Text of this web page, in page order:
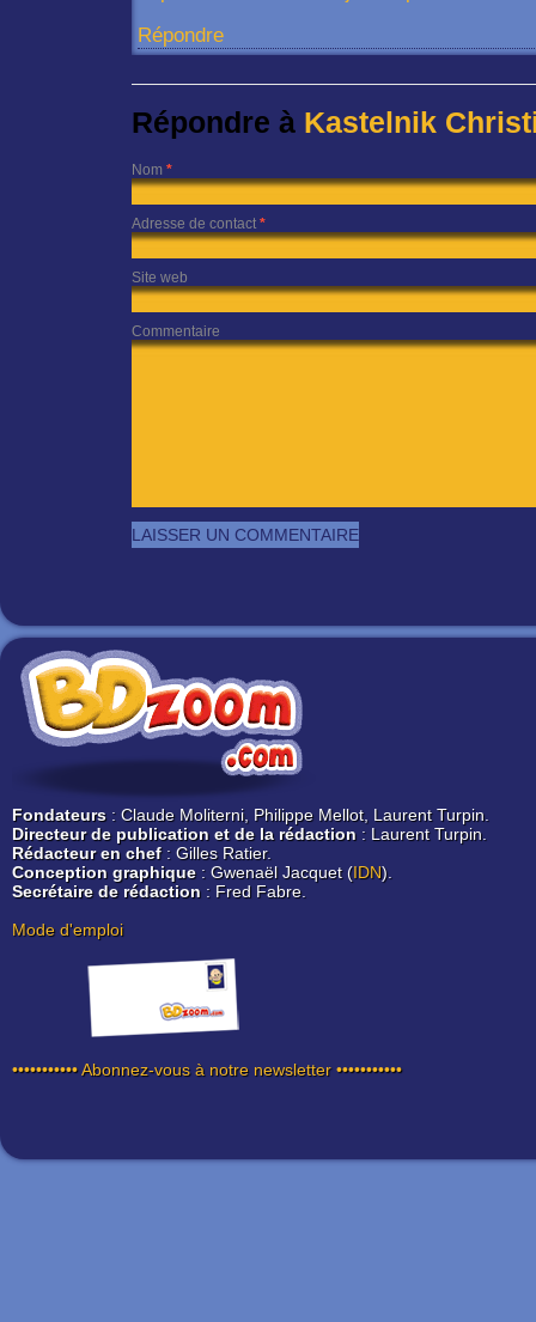
Répondre
Répondre à Kastelnik
Nom *
Adresse de contact *
Site web
Commentaire
Fondateurs : Claude Moliterni, Philippe Mellot, Laurent Turpin.
Directeur de publication et de la rédaction : Laurent Turpin.
Rédacteur en chef: Gilles Ratier.
Conception graphique: Gwenaël Jacquet (IDN).
Secrétaire de rédaction : Fred Fabre.
Mode d'emploi
••••••••••• Abonnez-vous à notre newsletter •••••••••••